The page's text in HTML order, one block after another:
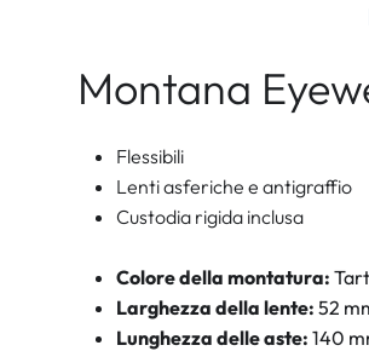
Montana
Flessibili
Lenti asferiche e antigraffio
Custodia rigida inclusa
Colore della montatura:
Larghezza della lente: 52
Lunghezza delle aste: 140